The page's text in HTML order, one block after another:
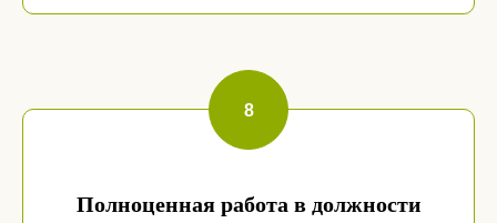
Полноценная работа в должности